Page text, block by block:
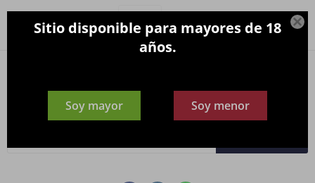

Sitio disponible para mayores de 18
años.
Soy mayor Soy menor
Te recomendamos quitar: Otros
¡Suscribite y recibí todas nuestras novedades!